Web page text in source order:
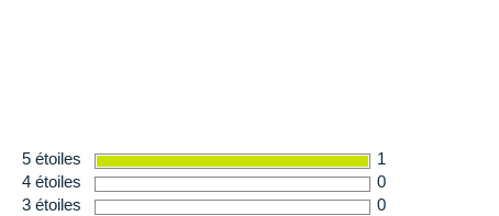
5 étoiles
1
4 étoiles
0
3 étoiles
0